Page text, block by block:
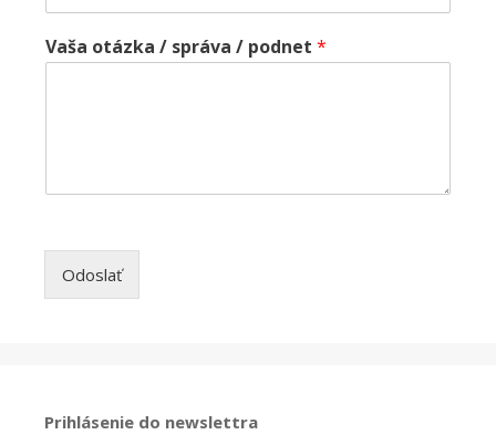
Vaša otázka / správa / podnet *
Odoslať
Prihlásenie do newslettra